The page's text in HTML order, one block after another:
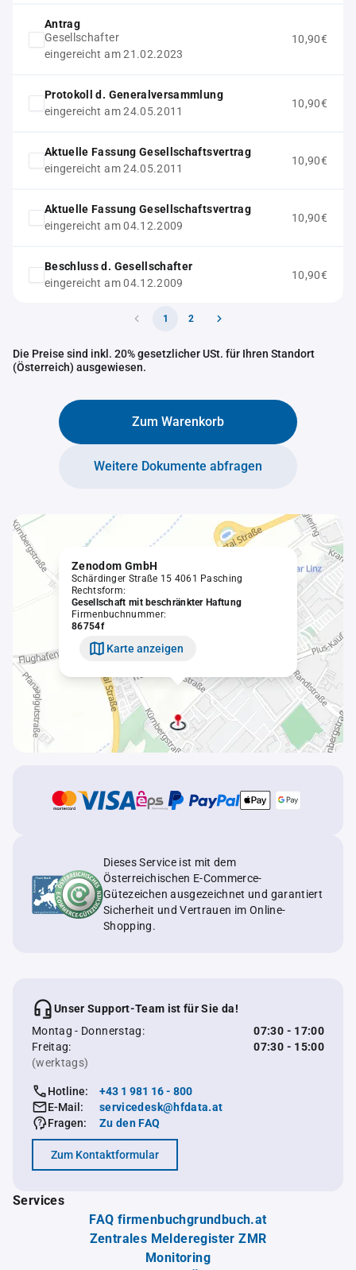
Antrag
Gesellschafter
eingereicht am 21.02.2023
10,90€
Protokoll d. Generalversammlung
eingereicht am 24.05.2011
10,90€
Aktuelle Fassung Gesellschaftsvertrag
eingereicht am 24.05.2011
10,90€
Aktuelle Fassung Gesellschaftsvertrag
eingereicht am 04.12.2009
10,90€
Beschluss d. Gesellschafter
eingereicht am 04.12.2009
10,90€
1 2
Die Preise sind inkl. 20% gesetzlicher USt. für Ihren Standort
(Österreich) ausgewiesen.
Zum Warenkorb
Weitere Dokumente abfragen
Zenodom GmbH
Schärdinger Straße 15 4061 Pasching
Rechtsform:
Gesellschaft mit beschränkter Haftung
Firmenbuchnummer:
86754f
Karte anzeigen
Dieses Service ist mit dem
Österreichischen E-Commerce-
Gütezeichen ausgezeichnet und garantiert
Sicherheit und Vertrauen im Online-
Shopping.
Unser Support-Team ist für Sie da!
Montag - Donnerstag:
07:30 - 17:00
Freitag:
07:30 - 15:00
(werktags)
Hotline:
+43 1 981 16 - 800
E-Mail:
servicedesk@hfdata.at
Fragen:
Zu den FAQ
Zum Kontaktformular
Services
FAQ firmenbuchgrundbuch.at
Zentrales Melderegister ZMR
Monitoring